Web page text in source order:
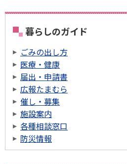
暮らしのガイド
ごみの出し方
医療・健康
届出・申請書
広報たまむら
催し・募集
施設案内
各種相談窓口
防災情報